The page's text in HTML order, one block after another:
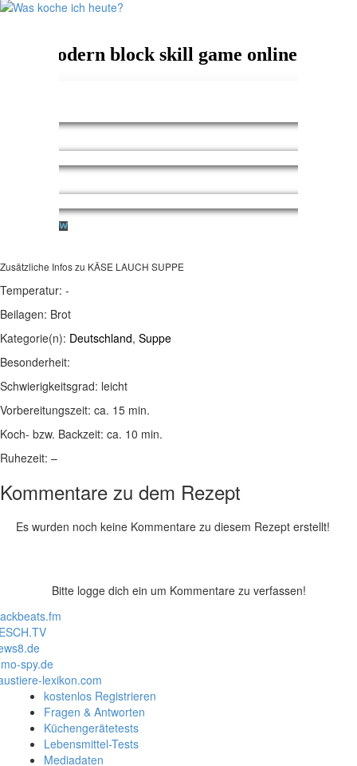
Zusätzliche Infos zu KÄSE LAUCH SUPPE
Temperatur: -
Beilagen: Brot
Kategorie(n): Deutschland, Suppe
Besonderheit:
Schwierigkeitsgrad: leicht
Vorbereitungszeit: ca. 15 min.
Koch- bzw. Backzeit: ca. 10 min.
Ruhezeit: –
Kommentare zu dem Rezept
Es wurden noch keine Kommentare zu diesem Rezept erstellt!
Bitte logge dich ein um Kommentare zu verfassen!
spy.de
lexikon.com
kostenlos Registrieren
Fragen & Antworten
Küchengerätetests
Lebensmittel-Tests
Mediadaten